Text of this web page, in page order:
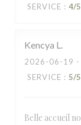
SERVICE : 4/5
Kencya L
2026-06-19
SERVICE : 5/5
Belle accueil